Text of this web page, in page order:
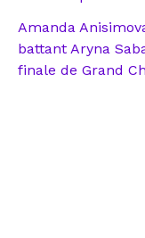
Amanda
battant Aryna
finale de Grand